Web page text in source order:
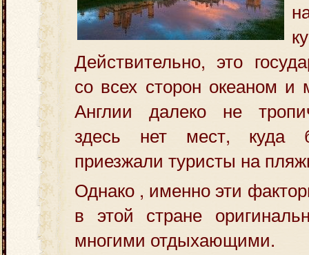
Действительно, это
со всех сторон океаном
Англии далеко не
здесь нет мест, куда
приезжали туристы на
Однако , именно эти
в этой стране
многими отдыхающими.